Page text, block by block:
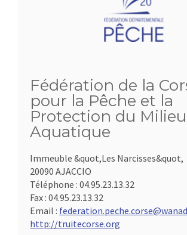
Fédération de la
pour la Pêche et la
Protection du Milieu
Aquatique
Immeuble &quot,Les Narcisses&quot,
20090 AJACCIO
Téléphone : 04.95.23.13.32
Fax : 04.95.23.13.32
Email :
http://truitecorse.org